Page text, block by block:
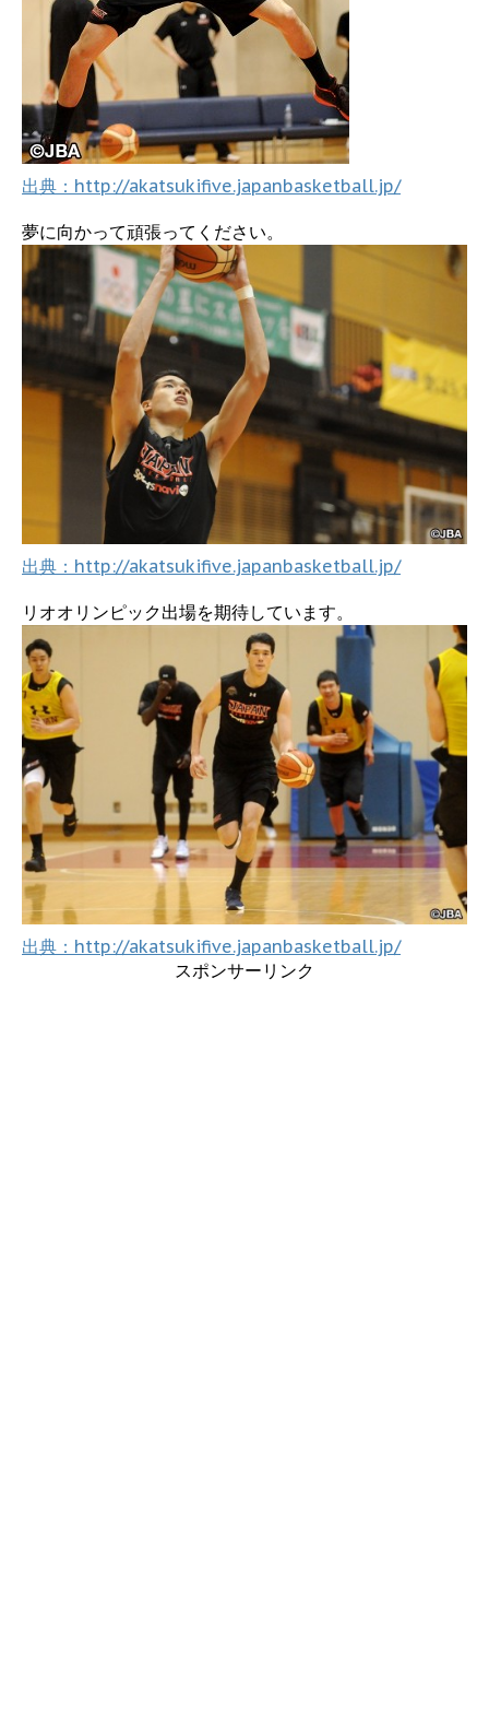
出典：http://akatsukifive.japanbasketball.jp/
夢に向かって頑張ってください。
出典：http://akatsukifive.japanbasketball.jp/
リオオリンピック出場を期待しています。
出典：http://akatsukifive.japanbasketball.jp/
スポンサーリンク